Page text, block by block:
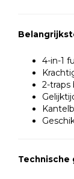
4-in-1
2-
Technische